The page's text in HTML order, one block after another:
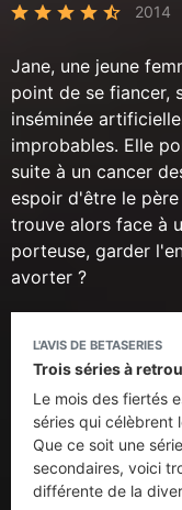
2014
Jane, une jeune
point de se fiancer,
inséminée
improbables. Elle
suite à un cancer
espoir d'être le
trouve alors face à
porteuse, garder
avorter ?
L'AVIS DE BETASERIES
Trois séries à
Le mois des fiertés
séries qui célèbrent
Que ce soit une
secondaires, voici
différente de la